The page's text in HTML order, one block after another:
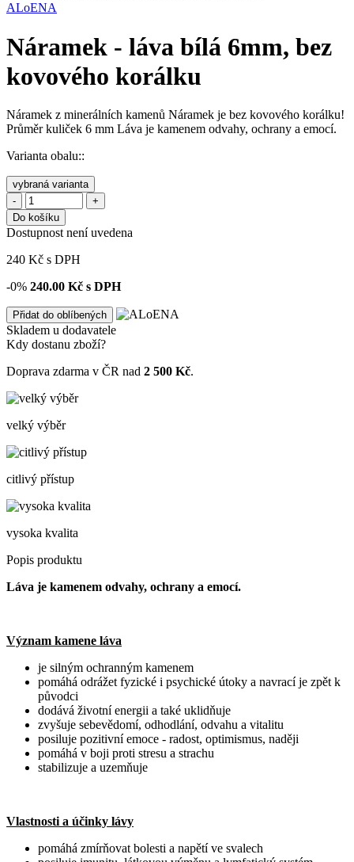
ALoENA
Náramek - láva bílá 6mm, bez
kovového korálku
Náramek z minerálních kamenů Náramek je bez kovového korálku!
Průměr kuliček 6 mm Láva je kamenem odvahy, ochrany a emocí.
Varianta obalu::
vybraná varianta
-
+
Do košíku
Dostupnost není uvedena
240 Kč s DPH
-0% 240.00 Kč s DPH
Přidat do oblíbených
Skladem u dodavatele
Kdy dostanu zboží?
Doprava zdarma v ČR nad 2 500 Kč.
velký výběr
citlivý přístup
vysoka kvalita
Popis produktu
Láva je kamenem odvahy, ochrany a emocí.
Význam kamene láva
je silným ochranným kamenem
pomáhá odrážet fyzické i psychické útoky a navrací je zpět k
původci
dodává životní energii a také uklidňuje
zvyšuje sebevědomí, odhodlání, odvahu a vitalitu
posiluje pozitivní emoce - radost, optimismus, naději
pomáhá v boji proti stresu a strachu
stabilizuje a uzemňuje
Vlastnosti a účinky lávy
pomáhá zmírňovat bolesti a napětí ve svalech